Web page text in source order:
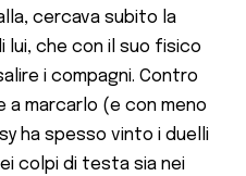
cercava subito la
lui, che con il suo fisico
i compagni. Contro
a marcarlo (e con meno
ha spesso vinto i duelli
colpi di testa sia nei